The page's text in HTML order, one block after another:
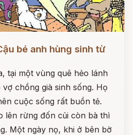
bé anh hùng sinh từ
tại một vùng quê hẻo lánh
chồng già sinh sống. Họ
cuộc sống rất buồn tẻ.
lên rừng đốn củi còn bà thì
Một ngày nọ, khi ở bên bờ